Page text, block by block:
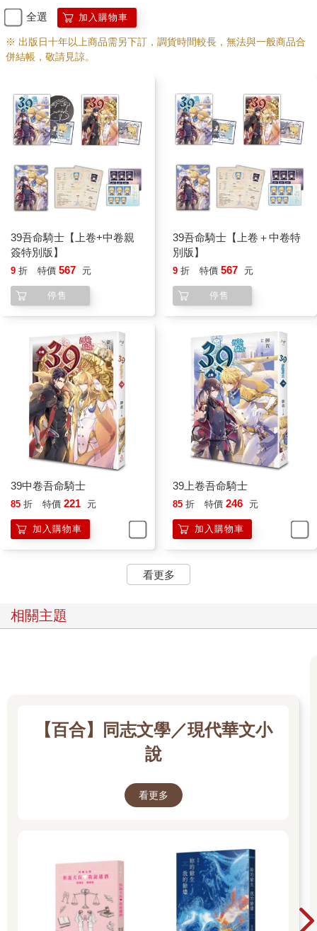
但大地騎士可沒在怕，反而故意笑得一臉忠厚誠懇，結巴道：
「怎、怎麼啦？難道我有說錯、錯話嗎？」
「你！」
格里西亞變了臉色，這些年來發生這麼多事，他早已練就處變不
士，呃，他家蠢學生也是，唔，還有不知身在何處的老師⋯⋯
這麼數一數，他全身都長滿逆鱗啊！
「我什麼我，不負責任還有理了？」
本來想了一大堆，格里西亞的氣已經消去大半，偏偏喬葛這傢伙
還繼續挑釁，口口聲聲不負責任，難道是他願意的嗎？
好吧，想想確實是他的錯，既然無法負責就不該招惹夏洛特——
幹！想想也不是他主動去招惹的啊，若不是她纏著不放、連死都
不怕，他又怎麼敢在沒有徹底解決魔王這事之前招惹誰！
瞪了，都吵了二十幾年，從小騎士吵到快退休，還沒有吵夠
啊？」
眼見兩人臉色真有些不對，艾爾梅瑞無奈地站到兩人中間當隔
板，免得太陽騎士和大地騎士打起來，這房間毀了，最後還不是
艾洛要來收拾嗎？那孩子夠慘了，聽說國王又發下任務，還是饒
過他吧。
「這麼吵，是在吵什麼？」
眾人往門口一看，一道黑漆漆的影子站在那，威勢十足，讓人頓
時有種無處可逃的恐慌感。
黑影往前走一步，整個身影顯現出來，雷瑟皺眉看著格里西亞和
喬葛，兩人吵嘴不是什麼奇怪的事情，但擅長審訊的審判長敏銳
發覺這兩人是真的動怒，不是一般打打鬧鬧，這就比較稀罕了。
「怎麼回事？」
格里西亞沉著臉撇過頭去，喬葛冷哼幾聲，誰也沒有開口解釋的
意思。
艾爾梅瑞只好苦笑出來解釋：「又是太陽不結婚的事情，大地刺
上幾句，兩人就吵起來了。」
聞言，雷瑟平靜地說：「快解決了，這次鬧得這麼大，應該可以
加快腳步，兩年內解決，到那時，學生的年齡也差不多了，辦完
十二聖騎士的交接典禮正好接著舉行婚禮。」
眾人都笑了，但最該笑的太陽騎士仍舊沒有笑容。
格里西亞嘆道：「羅蘭躲著我，不知下次還肯不肯去。」
眾人看著他，卻沒說話，反而又整齊劃一地轉頭看向自家審判
雷瑟如眾人期待地開口說：「他若不肯，這也不奇怪，格里西
亞，現在該換你解釋了，魔王當時說的話可是真的？」
雷瑟慢條斯理地解釋：「花了點時間和其他人商量，如果這話是
真的，我們該怎麼處理。」
「處、處理什麼？這是我的問題吧，到時都退休——」
「你的事？」雷瑟眉頭一皺，危險地說：「你是這麼認定？」
聞言，眾人放緩神色，笑吟吟的笑吟吟，好人恢復好人臉，高傲
的就繼續抬起下巴，賤如大地也回到一張賤人臉，反正只要不是
「審判臉」，格里西亞都覺得鬆了好大一口氣——喔不，審判仍
舊是一張審判臉。
「格里西亞？你還沒回答我的問題。」
全選 加入購物車
※ 出版日十年以上商品需另下訂，調貨時間較長，無法與一般商品合
併結帳，敬請見諒。
39吾命騎士【上卷+中卷親
簽特別版】
9 折 特價 567 元
停售
39吾命騎士【上卷＋中卷特
別版】
9 折 特價 567 元
停售
39中卷吾命騎士
85 折 特價 221 元
加入購物車
39上卷吾命騎士
85 折 特價 246 元
加入購物車
看更多
相關主題
【百合】同志文學／現代華文小
說
看更多